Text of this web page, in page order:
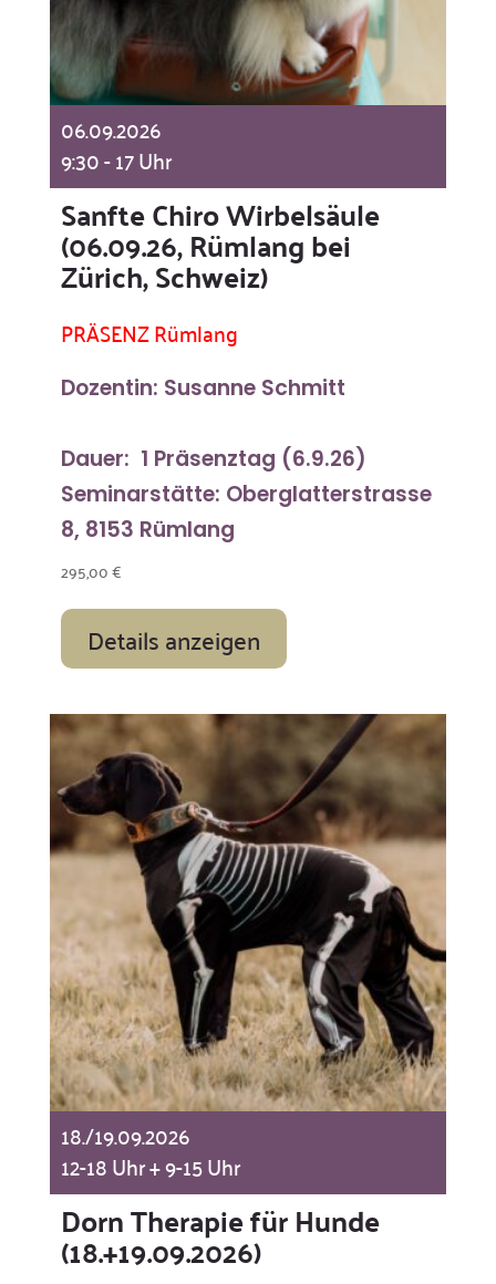
06.09.2026
9:30 - 17 Uhr
Sanfte Chiro Wirbelsäule
(06.09.26, Rümlang bei
Zürich, Schweiz)
PRÄSENZ Rümlang
Dozentin: Susanne Schmitt
Dauer: 1 Präsenztag (6.9.26)
Seminarstätte: Oberglatterstrasse
8, 8153 Rümlang
295,00€
Details anzeigen
18./19.09.2026
12-18 Uhr + 9-15 Uhr
Dorn Therapie für Hunde
(18.+19.09.2026)